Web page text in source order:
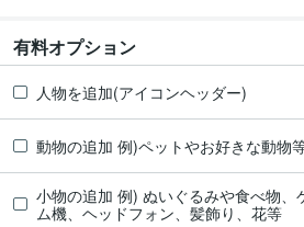
有料オプション
人物を追加(アイコンヘッダー)
動物の追加 例)ペットやお好きな動物
小物の追加 例) ぬいぐるみや食べ物、
ム機、ヘッドフォン、髪飾り、花等